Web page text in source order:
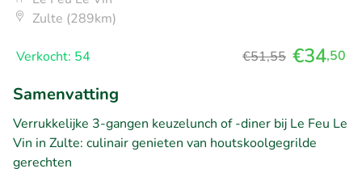
Zulte (289km)
Verkocht: 54 €51,55 €34,50
Samenvatting
Verrukkelijke 3-gangen keuzelunch of -diner bij Le Feu Le
Vin in Zulte: culinair genieten van houtskoolgegrilde
gerechten